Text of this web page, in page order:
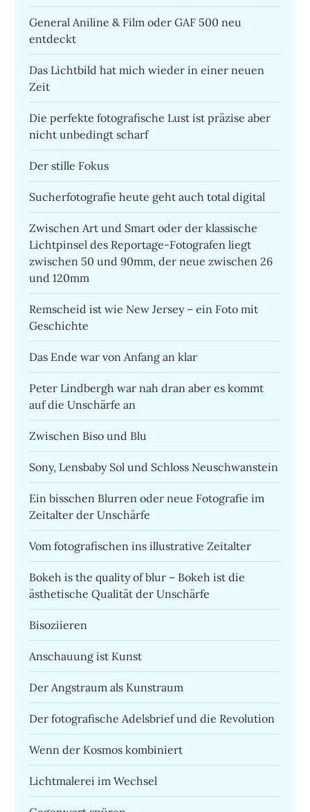
General Aniline & Film oder GAF 500 neu
entdeckt
Das Lichtbild hat mich wieder in einer neuen
Zeit
Die perfekte fotografische Lust ist präzise aber
nicht unbedingt scharf
Der stille Fokus
Sucherfotografie heute geht auch total digital
Zwischen Art und Smart oder der klassische
Lichtpinsel des Reportage-Fotografen liegt
zwischen 50 und 90mm, der neue zwischen 26
und 120mm
Remscheid ist wie New Jersey – ein Foto mit
Geschichte
Das Ende war von Anfang an klar
Peter Lindbergh war nah dran aber es kommt
auf die Unschärfe an
Zwischen Biso und Blu
Sony, Lensbaby Sol und Schloss Neuschwanstein
Ein bisschen Blurren oder neue Fotografie im
Zeitalter der Unschärfe
Vom fotografischen ins illustrative Zeitalter
Bokeh is the quality of blur – Bokeh ist die
ästhetische Qualität der Unschärfe
Bisoziieren
Anschauung ist Kunst
Der Angstraum als Kunstraum
Der fotografische Adelsbrief und die Revolution
Wenn der Kosmos kombiniert
Lichtmalerei im Wechsel